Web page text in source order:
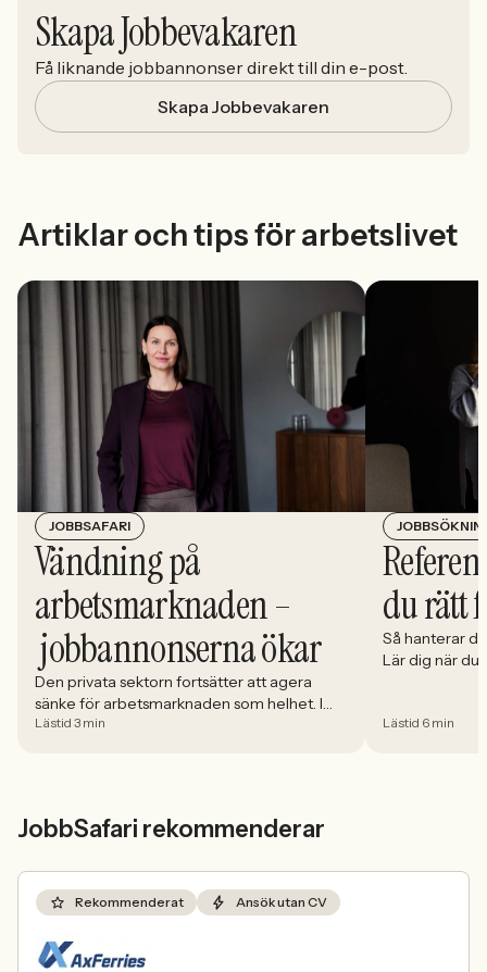
Skapa Jobbevakaren
Få liknande jobbannonser direkt till din e-post.
Skapa Jobbevakaren
Artiklar och tips för arbetslivet
JOBBSAFARI
Vändning på
arbetsmarknaden –
jobbannonserna ökar
Den privata sektorn fortsätter att agera
sänke för arbetsmarknaden som helhet. I
april minskade antalet jobbannonser i
Lästid 3 min
du rätt
Så hanterar
Lär dig när du
Lästid 6 min
JobbSafari rekommenderar
Rekommenderat Ansök utan CV